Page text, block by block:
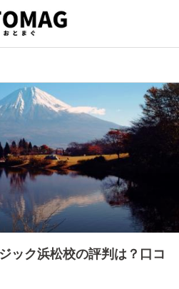
ック浜松校の評判は？口コ